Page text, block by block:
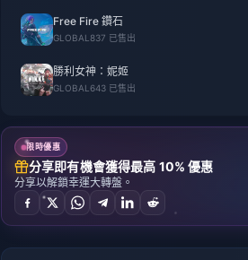
Free Fire 鑽石
GLOBAL 837 已售出
勝利女神：妮姬
GLOBAL 643 已售出
限時優惠
分享即有機會獲得最高 10% 優惠
分享以解鎖幸運大轉盤。